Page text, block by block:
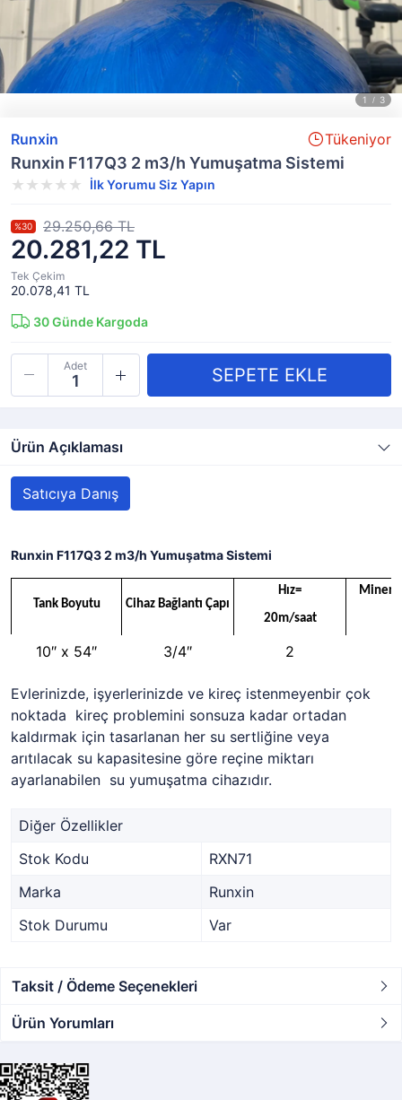
Runxin Tükeniyor
Runxin F117Q3 2 m3/h Yumuşatma Sistemi
İlk Yorumu Siz Yapın
20.281,22 TL
%30 29.250,66 TL
Tek Çekim
20.078,41 TL
30Günde Kargoda
Adet
Ürün Açıklaması
Satıcıya Danış
Runxin F117Q3 2 m3/h Yumuşatma Sistemi
Tank Boyutu Cihaz Bağlantı Çapı
Hız=
20m/saat
10″ x 54″ 3/4″ 2
Evlerinizde, işyerlerinizde ve kireç istenmeyenbir çok
noktada kireç problemini sonsuza kadar ortadan
kaldırmak için tasarlanan her su sertliğine veya
arıtılacak su kapasitesine göre reçine miktarı
ayarlanabilen su yumuşatma cihazıdır.
Diğer Özellikler
Stok Kodu
RXN71
Marka
Runxin
Stok Durumu
Var
Taksit / Ödeme Seçenekleri
Ürün Yorumları